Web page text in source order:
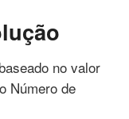
no valor
Número de